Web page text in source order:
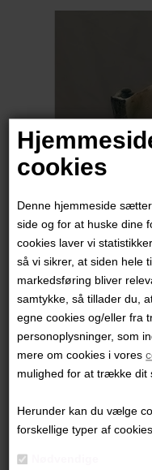
cookies
Denne hjemmeside
side og for at huske dine
cookies laver vi
så vi sikrer, at siden hele
markedsføring bliver
samtykke, så tillader du,
egne cookies og/eller fra
personoplysninger, som
mere om cookies i vores
mulighed for at trække dit
Herunder kan du vælge
forskellige typer af
Thim Rohde
1.200,00DKK